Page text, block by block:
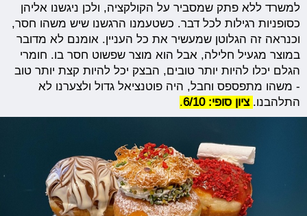
למשרד ללא פתק שמסביר על הקולקציה, ולכן ניגשנו אליהן
כסופניות רגילות לכל דבר. כשטעמנו הרגשנו שיש משהו חסר,
וכנראה זה הגלוטן שמעשיר את כל העניין. אומנם לא מדובר
במוצר מגעיל חלילה, אבל הוא מוצר שפשוט חסר בו. חומרי
הגלם יכלו להיות יותר טובים, הבצק יכל להיות קצת יותר טוב
- משהו מתפספס וחבל, היה פוטנציאל גדול ולצערנו לא
התלהבנו. ציון סופי: 6/10 .